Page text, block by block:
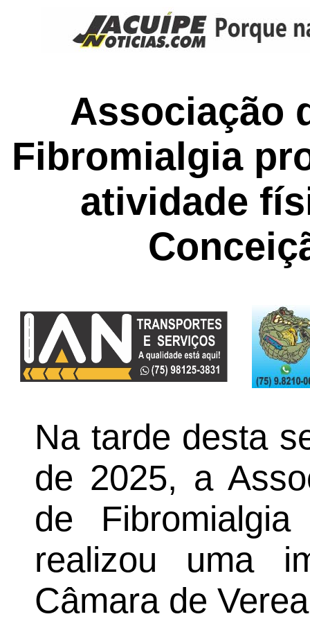
Associação
Fibromialgia
atividade
Na tarde desta
de 2025, a
de
realizou uma
Câmara de